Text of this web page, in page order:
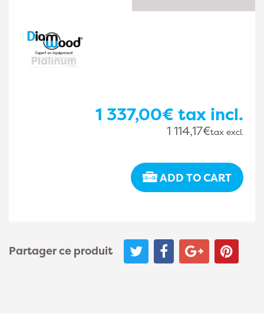
1 337,00€ tax incl.
1 114,17€tax excl.
ADD TO CART
Partager ce produit